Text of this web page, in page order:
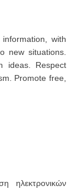
with
new situations.
ideas. Respect
Promote free,
ηλεκτρονικών